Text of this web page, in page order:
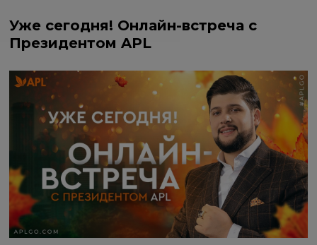
Уже сегодня! Онлайн-встреча с
Президентом APL